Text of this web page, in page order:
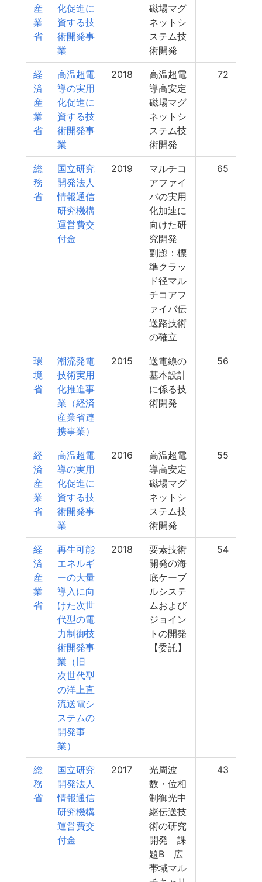
産
業
省
化促進に
資する技
術開発事
業
磁場マグ
ネットシ
ステム技
術開発
経
済
産
業
省
高温超電
導の実用
化促進に
資する技
術開発事
業
2018
高温超電
導高安定
磁場マグ
ネットシ
ステム技
術開発
72
総
務
省
国立研究
開発法人
情報通信
研究機構
運営費交
付金
2019
マルチコ
アファイ
バの実用
化加速に
向けた研
究開発
副題：標
準クラッ
ド径マル
チコアフ
ァイバ伝
送路技術
の確立
65
環
境
省
潮流発電
技術実用
化推進事
業（経済
産業省連
携事業）
2015
送電線の
基本設計
に係る技
術開発
56
経
済
産
業
省
高温超電
導の実用
化促進に
資する技
術開発事
業
2016
高温超電
導高安定
磁場マグ
ネットシ
ステム技
術開発
55
経
済
産
業
省
再生可能
エネルギ
ーの大量
導入に向
けた次世
代型の電
力制御技
術開発事
業（旧
次世代型
の洋上直
流送電シ
ステムの
開発事
業）
2018
要素技術
開発の海
底ケーブ
ルシステ
ムおよび
ジョイン
トの開発
【委託】
54
総
務
省
国立研究
開発法人
情報通信
研究機構
運営費交
付金
2017
光周波
数・位相
制御光中
継伝送技
術の研究
開発 課
題B 広
帯域マル
43